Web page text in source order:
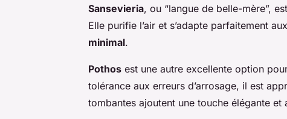
Sansevieria, ou “langue de belle-mère”,
Elle purifie l’air et s’adapte parfaitement
minimal.
Pothos est une autre excellente option
tolérance aux erreurs d’arrosage, il est
tombantes ajoutent une touche élégante et